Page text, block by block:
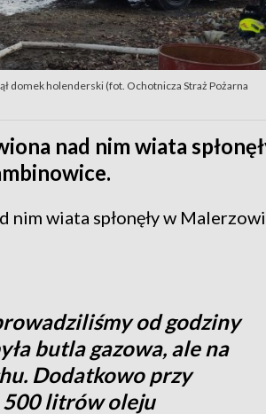
domek holenderski (fot. Ochotnicza Straż Pożarna
nad nim wiata
nim wiata spłonęły w
od godziny
butla gazowa, ale na
Dodatkowo przy
500 litrów oleju